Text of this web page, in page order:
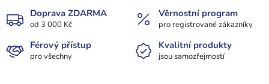
Doprava ZDARMA
od 3 000 Kč
Věrnostní program
pro registrované zákazníky
Férový přístup
pro všechny
Kvalitní produkty
jsou samozřejmostí